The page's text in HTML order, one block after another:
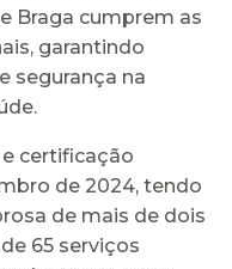
Braga cumprem as
garantindo
segurança na
certificação
de 2024, tendo
de mais de dois
65 serviços